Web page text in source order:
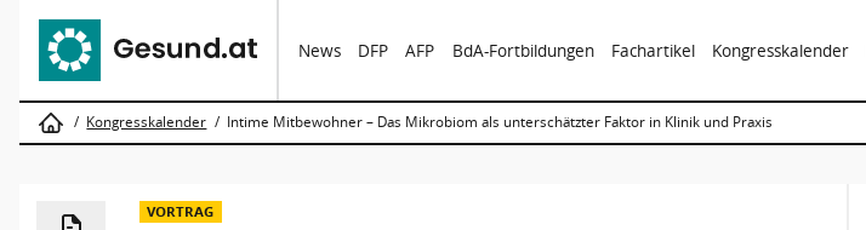
News DFP AFP BdA-Fortbildungen Fachartikel Kongresskalender
Kongresskalender Intime Mitbewohner – Das Mikrobiom als unterschätzter Faktor in Klinik und Praxis
VORTRAG